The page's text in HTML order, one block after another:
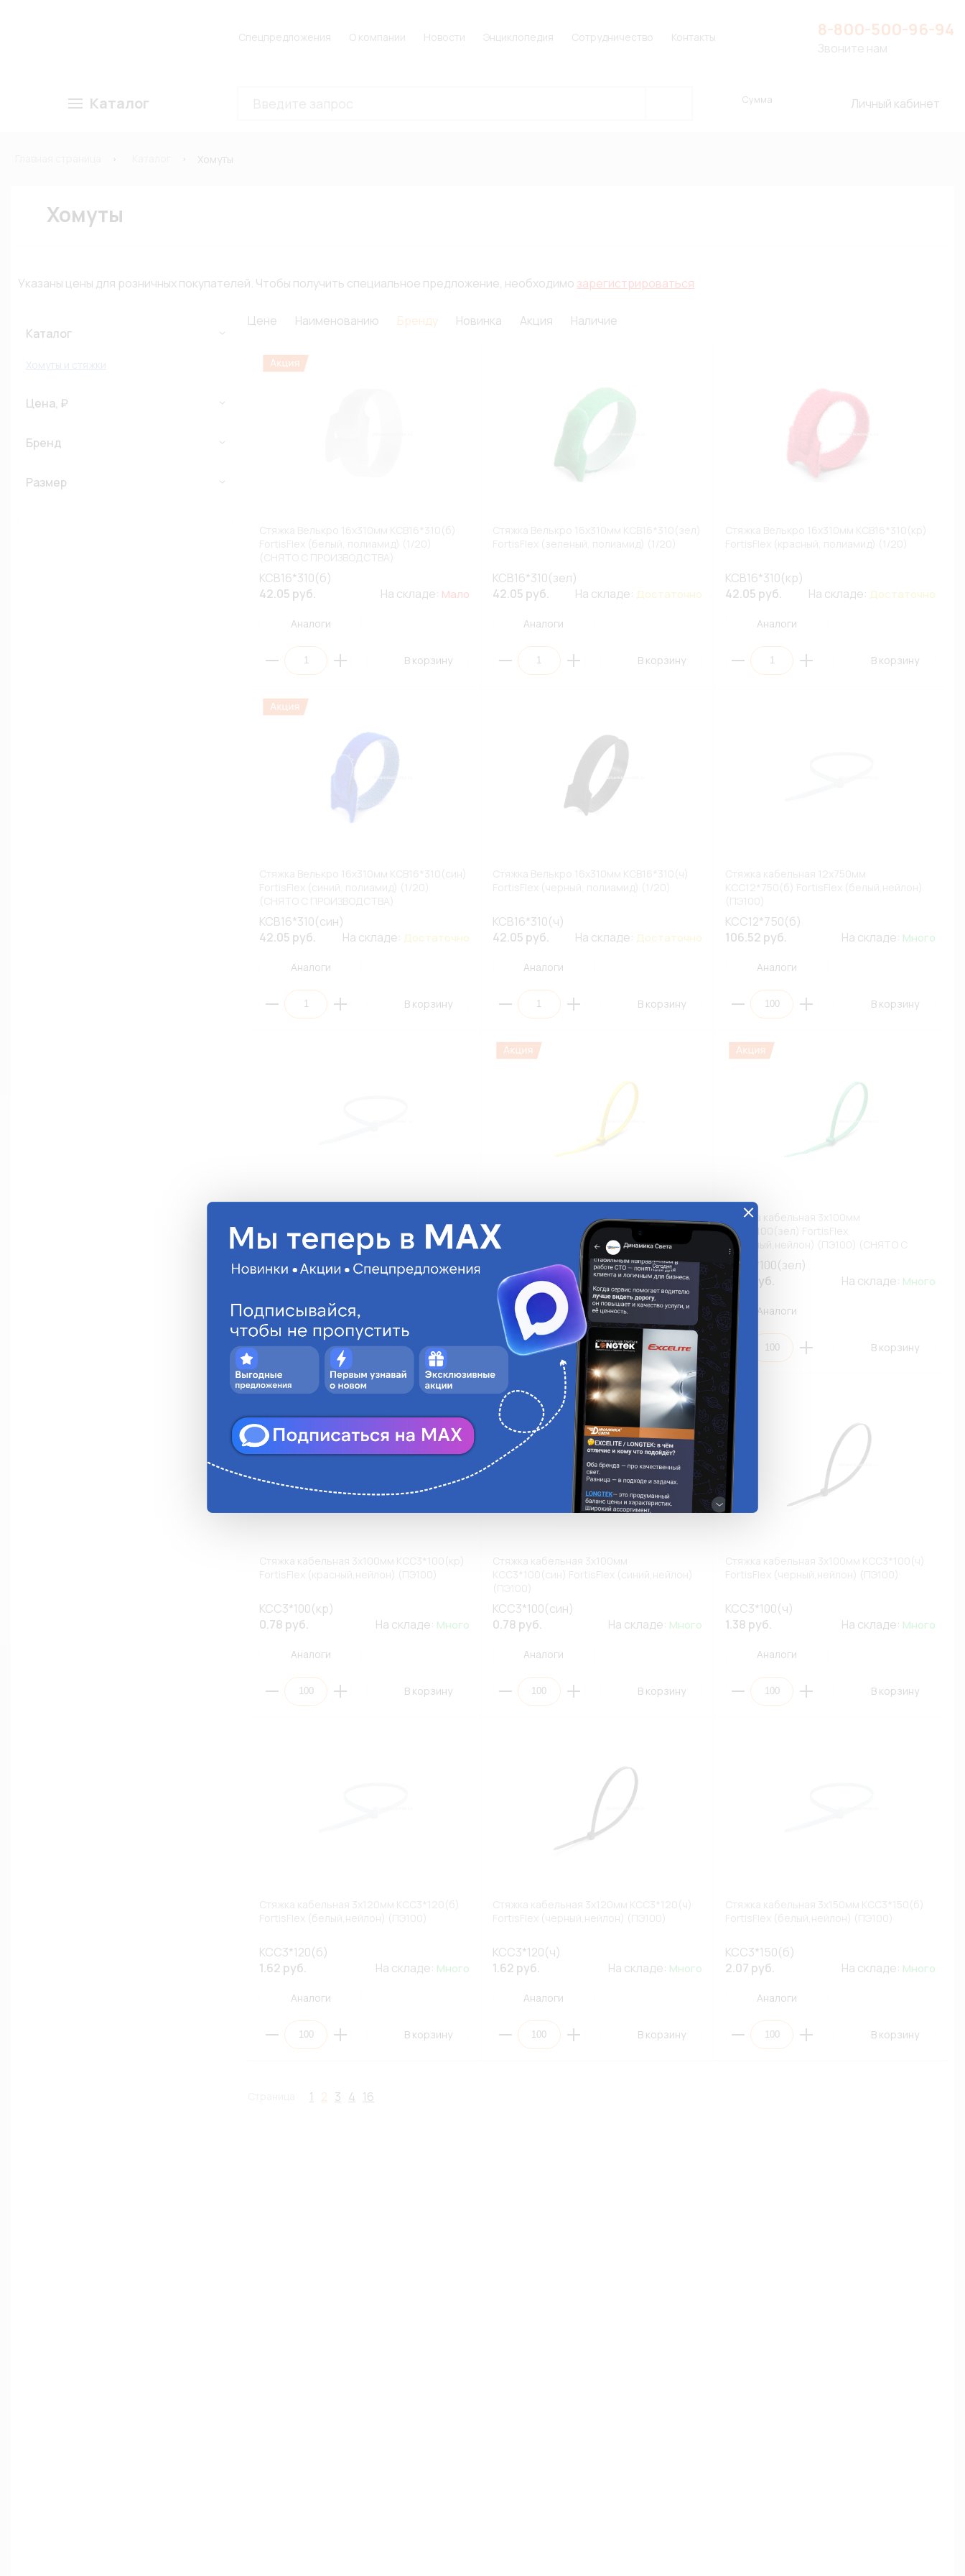
Спецпредложения О компании Новости Энциклопедия Сотрудничество Контакты 8-800-500-96-94
Звоните нам
Каталог Сумма Личный кабинет
Хомуты
Хомуты
Указаны цены для розничных покупателей. Чтобы получить специальное предложение, необходимо зарегистрироваться
Каталог
Хомуты и стяжки
Цена, ₽
Бренд
Размер
Цене Наименованию Бренду Новинка Акция Наличие
КСВ16*310(б)
42.05 руб.
На складе: Мало
Аналоги
В корзину
КСВ16*310(зел)
42.05 руб.
На складе: Достаточно
Аналоги
В корзину
КСВ16*310(кр)
42.05 руб.
На складе: Достаточно
Аналоги
В корзину
КСВ16*310(син)
42.05 руб.
На складе: Достаточно
Аналоги
В корзину
КСВ16*310(ч)
42.05 руб.
На складе: Достаточно
Аналоги
В корзину
КСС12*750(б)
106.52 руб.
На складе: Много
Аналоги
В корзину
FortisFlex (белый,нейлон) (ПЭ100)
КСС3*100(б)
На складе:
Аналоги
В корзину
Стяжка кабельная 3х100мм КСС3*100(ж)
FortisFlex (желтый,нейлон) (ПЭ100)
(СНЯТО С ПРОИЗВОДСТВА)
КСС3*100(ж)
0.78 руб.
На складе:Много
Аналоги
В корзину
Стяжка кабельная 3х100мм
КСС3*100(зел) FortisFlex
(зеленый,нейлон) (ПЭ100) (СНЯТО С
ПРОИЗВОДСТВА)
КСС3*100(зел)
0.78 руб.
На складе: Много
Аналоги
В корзину
Стяжка кабельная 3х100мм КСС3*100(кр)
FortisFlex (красный,нейлон) (ПЭ100)
КСС3*100(кр)
0.78 руб.
На складе: Много
Аналоги
В корзину
Стяжка кабельная 3х100мм
КСС3*100(син) FortisFlex (синий,нейлон)
КСС3*100(син)
0.78 руб.
На складе: Много
Аналоги
В корзину
Стяжка кабельная 3х100мм КСС3*100(ч)
КСС3*100(ч)
1.38 руб.
На складе: Много
Аналоги
В корзину
КСС3*120(б)
1.62 руб.
На складе: Много
Аналоги
В корзину
КСС3*120(ч)
1.62 руб.
На складе: Много
Аналоги
В корзину
КСС3*150(б)
2.07 руб.
На складе: Много
Аналоги
В корзину
1 2 3 4 16